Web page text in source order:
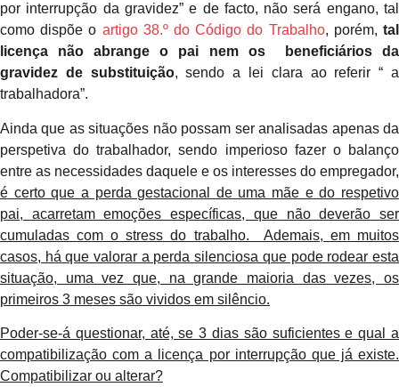
por interrupção da gravidez” e de facto, não será engano, tal
como dispõe o artigo 38.º do Código do Trabalho, porém,tal
licença não abrange o pai nem os beneficiários da
gravidez de substituição, sendo a lei clara ao referir “ a
trabalhadora”.
Ainda que as situações não possam ser analisadas apenas da
perspetiva do trabalhador, sendo imperioso fazer o balanço
entre as necessidades daquele e os interesses do empregador,
é certo que a perda gestacional de uma mãe e do respetivo
pai, acarretam emoções específicas, que não deverão ser
cumuladas com o stress do trabalho. Ademais, em muitos
casos, há que valorar a perda silenciosa que pode rodear esta
situação, uma vez que, na grande maioria das vezes, os
primeiros 3 meses são vividos em silêncio.
Poder-se-á questionar, até, se 3 dias são suficientes e qual a
compatibilização com a licença por interrupção que já existe.
Compatibilizar ou alterar?